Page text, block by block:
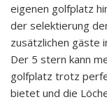
eigenen golfplatz
der selektierung
zusätzlichen gäste
Der 5 stern kann
golfplatz trotz
bietet und die